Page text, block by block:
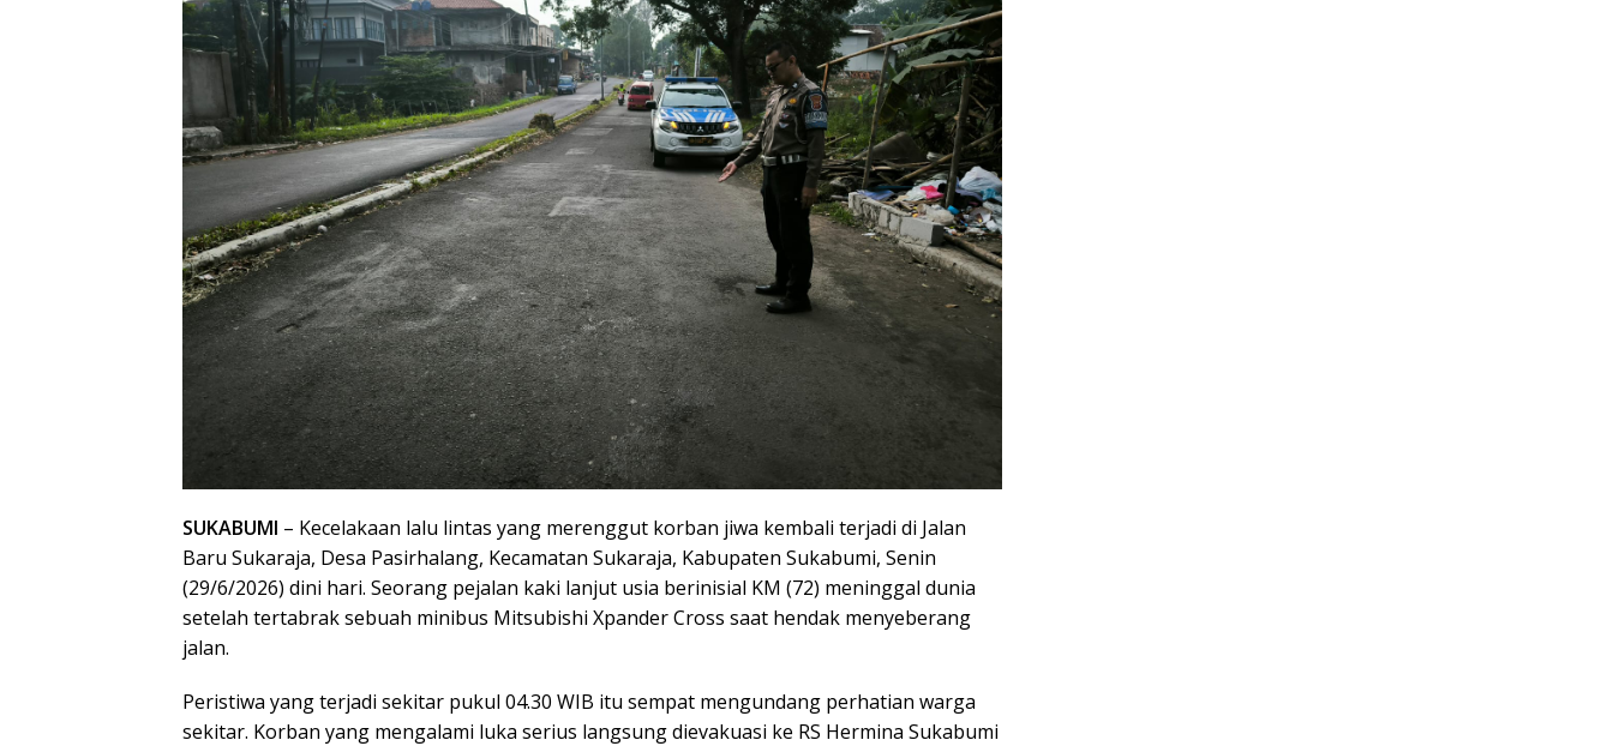
SUKABUMI – Kecelakaan lalu lintas yang merenggut korban jiwa kembali terjadi di Jalan
Baru Sukaraja, Desa Pasirhalang, Kecamatan Sukaraja, Kabupaten Sukabumi, Senin
(29/6/2026) dini hari. Seorang pejalan kaki lanjut usia berinisial KM (72) meninggal dunia
setelah tertabrak sebuah minibus Mitsubishi Xpander Cross saat hendak menyeberang
jalan.
Peristiwa yang terjadi sekitar pukul 04.30 WIB itu sempat mengundang perhatian warga
sekitar. Korban yang mengalami luka serius langsung dievakuasi ke RS Hermina Sukabumi